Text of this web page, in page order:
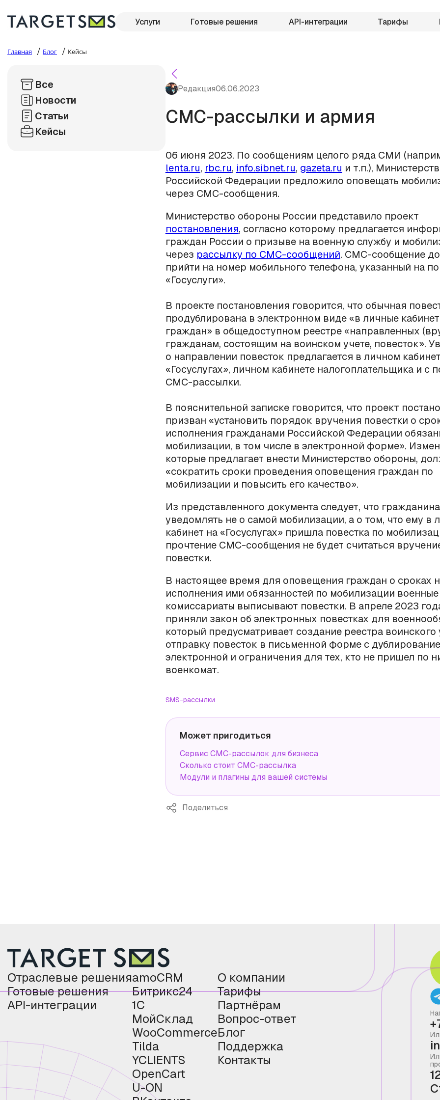
Услуги Готовые решения API-интеграции Тарифы
Главная / Блог / Кейсы
Все
Новости
Статьи
Кейсы
Редакция06.06.2023
СМС-рассылки и армия
06 июня 2023. По сообщениям целого ряда СМИ
lenta.ru, rbc.ru, info.sibnet.ru, gazeta.ru и т.п.),
Российской Федерации предложило оповещать
через СМС-сообщения.
Министерство обороны России представило проект
постановления, согласно которому предлагается
граждан России о призыве на военную службу и
через рассылку по СМС-сообщений. СМС-сообщение
прийти на номер мобильного телефона, указанный на
«Госуслуги».
В проекте постановления говорится, что обычная
продублирована в электронном виде «в личные
граждан» в общедоступном реестре «направленных
гражданам, состоящим на воинском учете, повесток».
о направлении повесток предлагается в личном
«Госуслугах», личном кабинете налогоплательщика и с
СМС-рассылки.
В пояснительной записке говорится, что проект
призван «установить порядок вручения повестки о
исполнения гражданами Российской Федерации
мобилизации, в том числе в электронной форме».
которые предлагает внести Министерство обороны,
«сократить сроки проведения оповещения граждан по
мобилизации и повысить его качество».
Из представленного документа следует, что
уведомлять не о самой мобилизации, а о том, что ему в
кабинет на «Госуслугах» пришла повестка по
прочтение СМС-сообщения не будет считаться
повестки.
В настоящее время для оповещения граждан о сроках
исполнения ими обязанностей по мобилизации военные
комиссариаты выписывают повестки. В апреле 2023
приняли закон об электронных повестках для
который предусматривает создание реестра воинского
отправку повесток в письменной форме с
электронной и ограничения для тех, кто не пришел по
военкомат.
SMS-рассылки
Может пригодиться
Сервис СМС-рассылок для бизнеса
Сколько стоит СМС-рассылка
Модули и плагины для вашей системы
Поделиться
Отраслевые решения
Готовые решения
API-интеграции
amoCRM
Битрикс24
1С
МойСклад
WooCommerce
Tilda
YCLIENTS
OpenCart
U-ON
О компании
Тарифы
Партнёрам
Вопрос-ответ
Блог
Поддержка
Контакты